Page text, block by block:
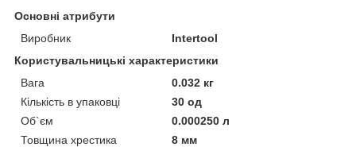
Основні атрибути
Виробник
Intertool
Користувальницькі характеристики
Вага
0.032 кг
Кількість в упаковці
30 од
Об`єм
0.000250 л
Товщина хрестика
8 мм